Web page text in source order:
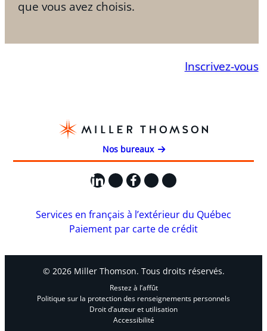
que vous avez choisis.
Inscrivez-vous
Nos bureaux
LinkedIn
X Facebook
Instagram
YouTube
Services en français à l’extérieur du Québec
Paiement par carte de crédit
© 2026 Miller Thomson. Tous droits réservés.
Restez à l’affût
Politique sur la protection des renseignements personnels
Droit d’auteur et utilisation
Accessibilité